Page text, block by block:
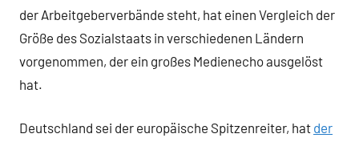
der Arbeitgeberverbände steht, hat einen Vergleich der
Größe des Sozialstaats in verschiedenen Ländern
vorgenommen, der ein großes Medienecho ausgelöst
hat.
Deutschland sei der europäische Spitzenreiter, hat der